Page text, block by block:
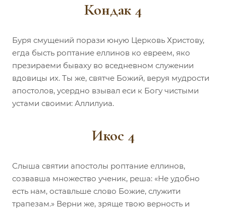
Кондак 4
Буря смущений порази юную Церковь Христову,
егда бысть роптание еллинов ко евреем, яко
презираеми бываху во вседневном служении
вдовицы их. Ты же, святче Божий, веруя мудрости
апостолов, усердно взывал еси к Богу чистыми
устами своими: Аллилуиа.
Икос 4
Слыша святии апостолы роптание еллинов,
созвавша множество ученик, реша: «Не удобно
есть нам, оставльше слово Божие, служити
трапезам.» Верни же, зряще твою верность и